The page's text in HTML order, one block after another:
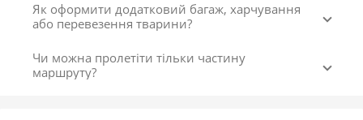
Як оформити додатковий багаж, харчування
або перевезення тварини?
Чи можна пролетіти тільки частину
маршруту?